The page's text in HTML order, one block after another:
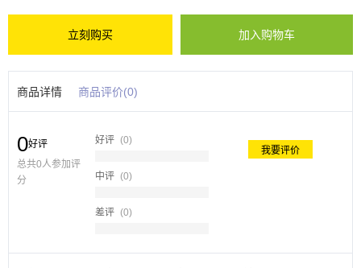
立刻购买 加入购物车
商品详情 商品评价(0)
0好评
总共0人参加评
分
好评 (0)
中评 (0)
差评 (0)
我要评价